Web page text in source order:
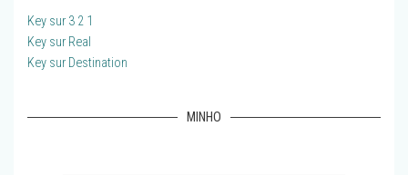
Key sur 3 2 1
Key sur Real
Key sur Destination
MINHO